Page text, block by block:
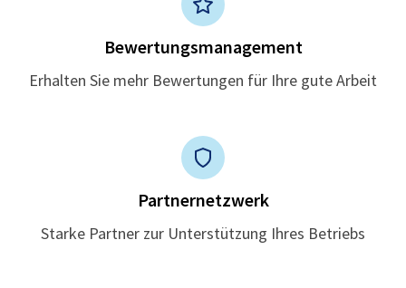
Bewertungsmanagement
Erhalten Sie mehr Bewertungen für Ihre gute Arbeit
Partnernetzwerk
Starke Partner zur Unterstützung Ihres Betriebs